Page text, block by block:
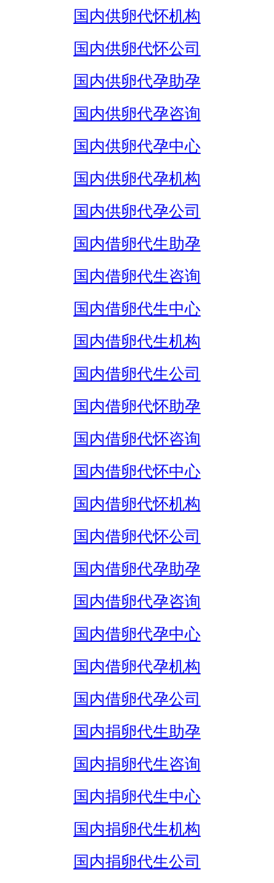
国内供卵代怀机构
国内供卵代怀公司
国内供卵代孕助孕
国内供卵代孕咨询
国内供卵代孕中心
国内供卵代孕机构
国内供卵代孕公司
国内借卵代生助孕
国内借卵代生咨询
国内借卵代生中心
国内借卵代生机构
国内借卵代生公司
国内借卵代怀助孕
国内借卵代怀咨询
国内借卵代怀中心
国内借卵代怀机构
国内借卵代怀公司
国内借卵代孕助孕
国内借卵代孕咨询
国内借卵代孕中心
国内借卵代孕机构
国内借卵代孕公司
国内捐卵代生助孕
国内捐卵代生咨询
国内捐卵代生中心
国内捐卵代生机构
国内捐卵代生公司